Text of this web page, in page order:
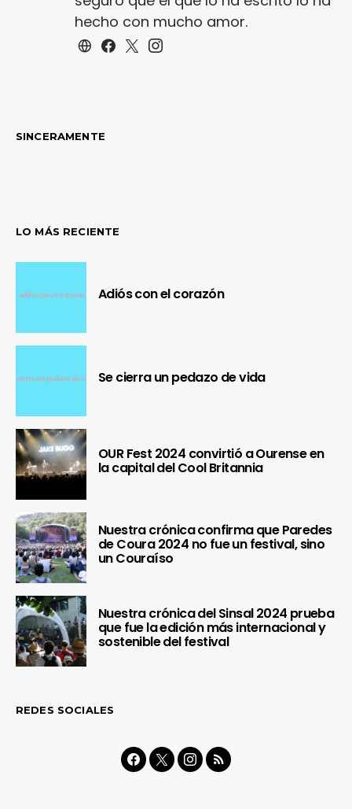
hecho con mucho amor.
SINCERAMENTE
LO MÁS RECIENTE
Adiós con el corazón
Se cierra un pedazo de vida
OUR Fest 2024 convirtió a Ourense en
la capital del Cool Britannia
Nuestra crónica confirma que Paredes
de Coura 2024 no fue un festival, sino
un Couraíso
Nuestra crónica del Sinsal 2024 prueba
que fue la edición más internacional y
sostenible del festival
REDES SOCIALES